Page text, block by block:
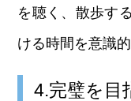
を聴く、散歩す
ける時間を意識
4.完璧を目